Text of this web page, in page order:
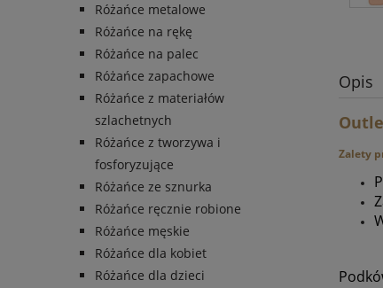
Różańce metalowe
Różańce na rękę
Różańce na palec
Różańce zapachowe
Różańce z materiałów
szlachetnych
Różańce z tworzywa i
fosforyzujące
Różańce ze sznurka
Różańce ręcznie robione
Różańce męskie
Różańce dla kobiet
Różańce dla dzieci
Opis
Zalety